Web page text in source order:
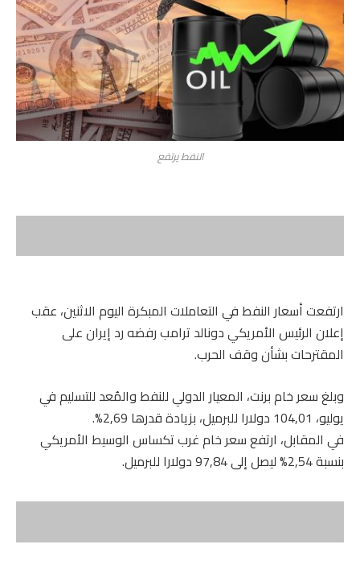
النفط يرتفع
ارتفعت أسعار النفط في التعاملات المبكرة اليوم الاثنين، عقب
إعلان الرئيس الأمريكي دونالد ترامب رفضه رد إيران على
المقترحات بشأن وقف الحرب.
وبلغ سعر خام برنت، المعيار الدولي للنفط والمُعد للتسليم في
يوليو، 104,01 دولارا للبرميل، بزيادة قدرها 2,69%.
في المقابل، ارتفع سعر خام غرب تكساس الوسيط الأمريكي
بنسبة 2,54% ليصل إلى 97,84 دولارا للبرميل.